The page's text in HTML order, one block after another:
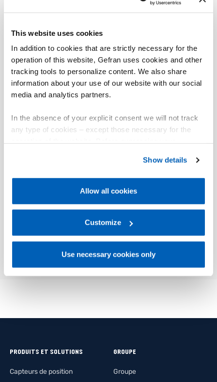
This website uses cookies
In addition to cookies that are strictly necessary for the
operation of this website, Gefran uses cookies and other
tracking tools to personalize content. We also share
information about your use of our website with our social
media and analytics partners.
In the absence of your explicit consent we will not track
any type of cookies – except those necessary for the
Gefran - Cookie
policy.
regarding processing of personal data, at the following
Gefran - Privacy Policy.
Show details
Allow all cookies
Customize
Use necessary cookies only
inoxydable) sur la surface à mesurer que le frottement
les jauges de contrainte elles-mêmes.
Le montage est très rapide et la jauge de contrainte
est protégée.
Le capteur ne peut être surchargé.
Une fois remplacés ou remis en place, les capteurs ne
Ils requièrent une RAZ cyclique (pour les cycles
Our amplifier can handle the occuring large offset
Description
PRODUITS ET SOLUTIONS
Capteurs de position
GROUPE
Groupe